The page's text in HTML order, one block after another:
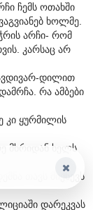
ჩემს ოთახში
ხოლმე.
არჩი- რომ
კარსაც არ
დილით
რა ამბები
კი ყურმილის
მხრიდან ხელს
თავს მიქნევს
დარეკვას